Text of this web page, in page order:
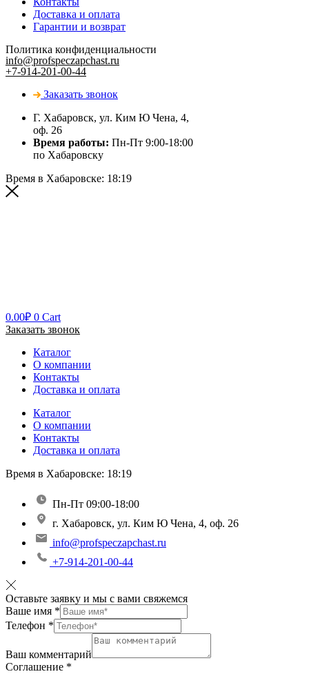
Доставка и оплата
Гарантии и возврат
Политика конфиденциальности
info@profspeczapchast.ru
+7-914-201-00-44
Заказать звонок
Г. Хабаровск, ул. Ким Ю Чена, 4,
оф. 26
Время работы: Пн-Пт 9:00-18:00
по Хабаровску
Время в Хабаровске: 18:19
0.00₽ 0 Cart
Заказать звонок
Каталог
О компании
Контакты
Доставка и оплата
Каталог
О компании
Контакты
Доставка и оплата
Время в Хабаровске: 18:19
Пн-Пт 09:00-18:00
г. Хабаровск, ул. Ким Ю Чена, 4, оф. 26
info@profspeczapchast.ru
+7-914-201-00-44
Оставьте заявку и мы с вами свяжемся
Ваше имя *
Телефон *
Ваш комментарий
Соглашение *